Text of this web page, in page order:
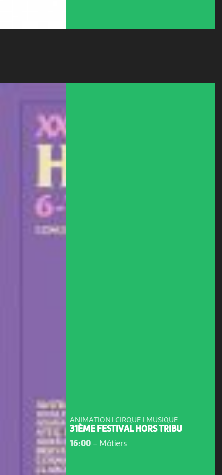
ANIMATION | CIRQUE | MUSIQUE
31ÈME FESTIVAL HORS TRIBU
16:00- Môtiers